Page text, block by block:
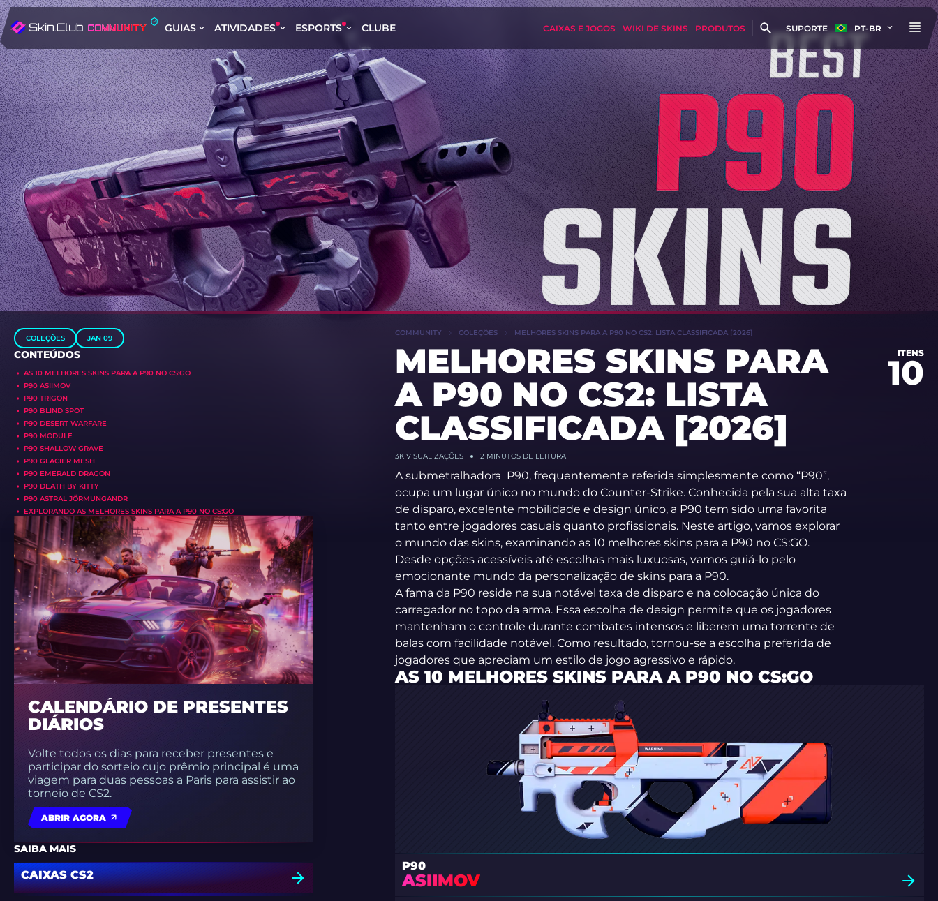
GUIAS ATIVIDADES ESPORTS CLUBE CAIXAS E JOGOS WIKI DE SKINS PRODUTOS SUPORTE PT-BR
COLEÇÕES JAN 09
CONTEÚDOS
AS 10 MELHORES SKINS PARA A P90 NO CS:GO
P90 ASIIMOV
P90 TRIGON
P90 BLIND SPOT
P90 DESERT WARFARE
P90 MODULE
P90 SHALLOW GRAVE
P90 GLACIER MESH
P90 EMERALD DRAGON
P90 DEATH BY KITTY
P90 ASTRAL JÖRMUNGANDR
EXPLORANDO AS MELHORES SKINS PARA A P90 NO CS:GO
CALENDÁRIO DE PRESENTES
DIÁRIOS
Volte todos os dias para receber presentes e
participar do sorteio cujo prêmio principal é uma
viagem para duas pessoas a Paris para assistir ao
torneio de CS2.
ABRIR AGORA
SAIBA MAIS
CAIXAS CS2
COMMUNITY COLEÇÕES MELHORES SKINS PARA A P90 NO CS2: LISTA CLASSIFICADA [2026]
MELHORES SKINS PARA
A P90 NO CS2: LISTA
CLASSIFICADA [2026]
ITENS
10
3KVISUALIZAÇÕES 2 MINUTOS DE LEITURA
A submetralhadora P90, frequentemente referida simplesmente como “P90”,
ocupa um lugar único no mundo do Counter-Strike. Conhecida pela sua alta taxa
de disparo, excelente mobilidade e design único, a P90 tem sido uma favorita
tanto entre jogadores casuais quanto profissionais. Neste artigo, vamos explorar
o mundo das skins, examinando as 10 melhores skins para a P90 no CS:GO.
Desde opções acessíveis até escolhas mais luxuosas, vamos guiá-lo pelo
emocionante mundo da personalização de skins para a P90.
A fama da P90 reside na sua notável taxa de disparo e na colocação única do
carregador no topo da arma. Essa escolha de design permite que os jogadores
mantenham o controle durante combates intensos e liberem uma torrente de
balas com facilidade notável. Como resultado, tornou-se a escolha preferida de
jogadores que apreciam um estilo de jogo agressivo e rápido.
AS 10 MELHORES SKINS PARA A P90 NO CS:GO
P90
ASIIMOV